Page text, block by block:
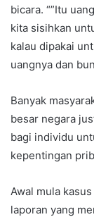
bicara. “”Itu
kita sisihkan
kalau dipakai
uangnya dan
Banyak
besar negara
bagi individu
kepentingan
Awal mula
laporan yang